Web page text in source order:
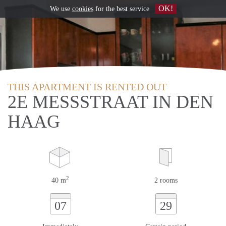
THIS APARTMENT IS RENTED OUT
2E MESSSTRAAT IN DEN
HAAG
40 m2 2 rooms
07 29
We use cookiesfor the best service OK!